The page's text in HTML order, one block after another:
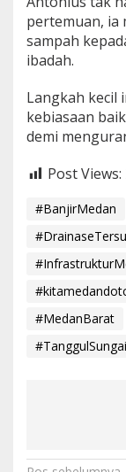
pertemuan, ia
sampah
ibadah.
Langkah kecil
kebiasaan
demi
Post Views:
#BanjirMedan
#MedanBarat
#TanggulSungai